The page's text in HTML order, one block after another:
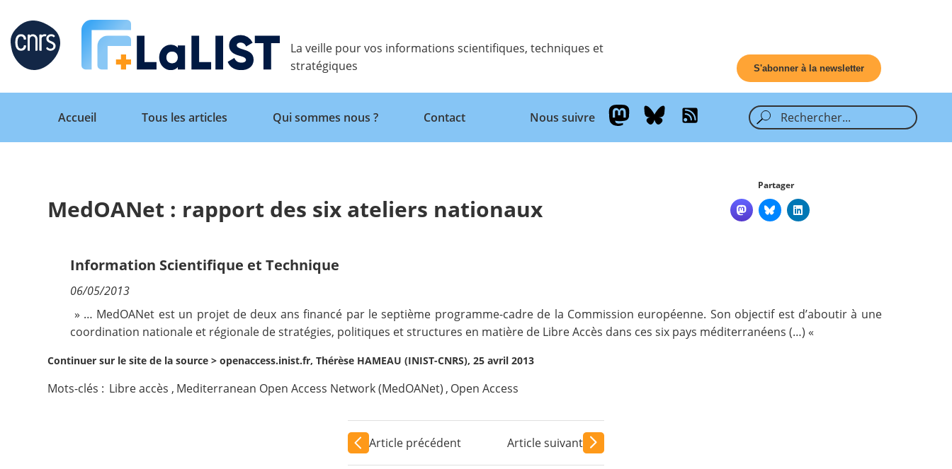
Retour
Accueil
Qui sommes nous ?
Nous suivre
La veille pour vos informations scientifiques, techniques et
stratégiques
S'abonner à la newsletter
Retour
Accueil
Tous les articles Qui sommes nous ? Contact Nous suivre
MedOANet : rapport des six ateliers nationaux
Partager
Information Scientifique et Technique
06/05/2013
» … MedOANet est un projet de deux ans financé par le septième programme-cadre de la Commission européenne. Son objectif est d’aboutir à une
coordination nationale et régionale de stratégies, politiques et structures en matière de Libre Accès dans ces six pays méditerranéens (…) «
Continuer sur le site de la source >openaccess.inist.fr, Thérèse HAMEAU (INIST-CNRS), 25 avril 2013
Mots-clés : Libre accès , Mediterranean Open Access Network (MedOANet) , Open Access
Article précédent Article suivant